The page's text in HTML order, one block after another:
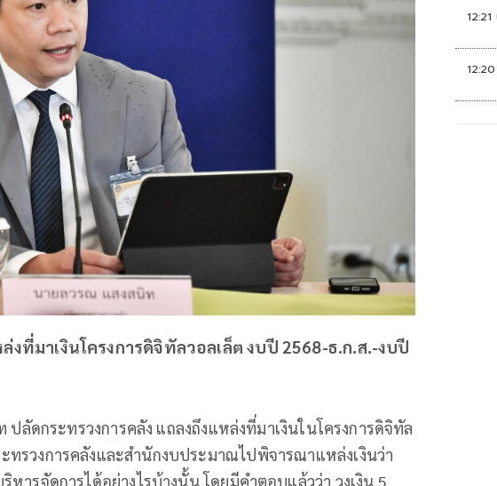
งที่มาเงินโครงการดิจิทัลวอลเล็ต งบปี 2568-ธ.ก.ส.-งบปี
ลัดกระทรวงการคลัง แถลงถึงแหล่งที่มาเงินในโครงการดิจิทัล
ทรวงการคลังและสำนักงบประมาณไปพิจารณาแหล่งเงินว่า
หารจัดการได้อย่างไรบ้างนั้น โดยมีคำตอบแล้วว่า วงเงิน 5
12:21